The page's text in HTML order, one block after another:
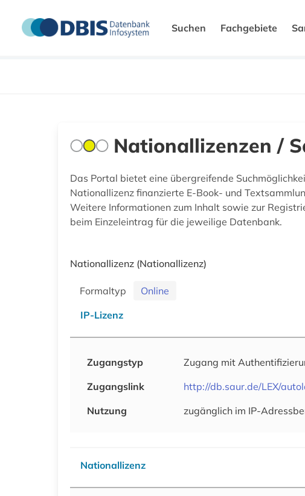
Suchen Fachgebiete
Nationallizenzen /
Das Portal bietet eine übergreifende
Nationallizenz finanzierte E-Book- und
Weitere Informationen zum Inhalt sowie zur
beim Einzeleintrag für die jeweilige Datenbank.
Nationallizenz (Nationallizenz)
Formaltyp
Online
IP-Lizenz
Zugangstyp
Zugang mit
Zugangslink
http://db.saur.de/LEX/
Nutzung
zugänglich im IP-
Nationallizenz